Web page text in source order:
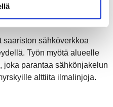
rakentuu
saariston sähköverkkoa
Työn myötä alueelle
joka parantaa sähkönjakelun
alttiita ilmalinjoja.